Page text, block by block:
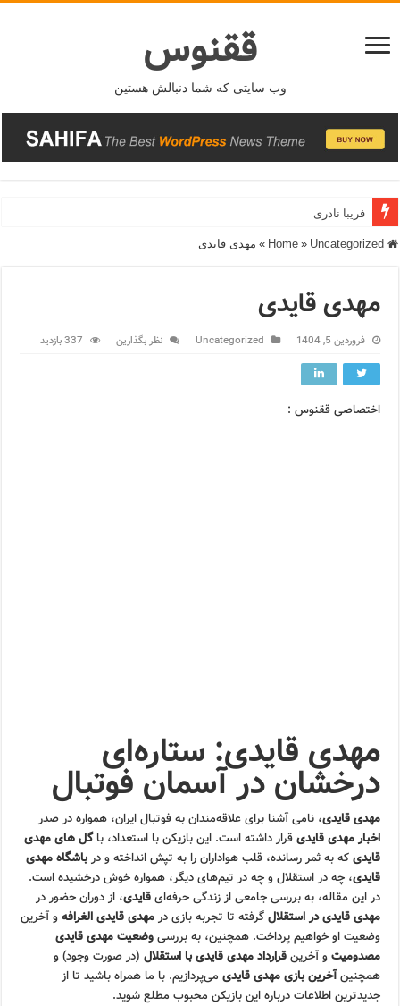
ققنوس
وب سایتی که شما دنبالش هستین
فریبا نادری
» Uncategorized
» مهدی قایدی
مهدی قایدی
فروردین 5, 1404 Uncategorized نظر بگذارین 337 بازدید
اختصاصی ققنوس :
مهدی قایدی: ستاره‌ای
درخشان در آسمان فوتبال
مهدی قایدی، نامی آشنا برای علاقه‌مندان به فوتبال ایران، همواره در صدر
اخبار مهدی قایدیقرار داشته است. این بازیکن با استعداد، باگل های مهدی
قایدیکه به ثمر رسانده، قلب هواداران را به تپش انداخته و درباشگاه مهدی
قایدی، چه در استقلال و چه در تیم‌های دیگر، همواره خوش درخشیده است.
در این مقاله، به بررسی جامعی از زندگی حرفه‌ایقایدی، از دوران حضور در
مهدی قایدی در استقلالگرفته تا تجربه بازی درمهدی قایدی الغرافهو آخرین
وضعیت او خواهیم پرداخت. همچنین، به بررسیوضعیت مهدی قایدی
مصدومیتو آخرینقرارداد مهدی قایدی با استقلال (در صورت وجود) و
همچنینآخرین بازی مهدی قایدی می‌پردازیم. با ما همراه باشید تا از
جدیدترین اطلاعات درباره این بازیکن محبوب مطلع شوید.